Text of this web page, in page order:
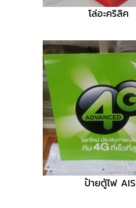
โล่อะคริลิค
ป้ายตู้ไฟ AIS